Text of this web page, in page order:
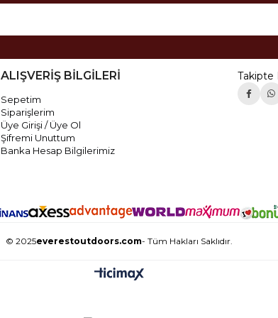
ALIŞVERİŞ BİLGİLERİ
Sepetim
Siparişlerim
Üye Girişi / Üye Ol
Şifremi Unuttum
Banka Hesap Bilgilerimiz
Takipte
© 2025everestoutdoors.com- Tüm Hakları Saklıdır.